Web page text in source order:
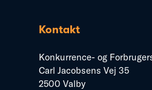
Kontakt
Konkurrence- og
Carl Jacobsens Vej 35
2500 Valby